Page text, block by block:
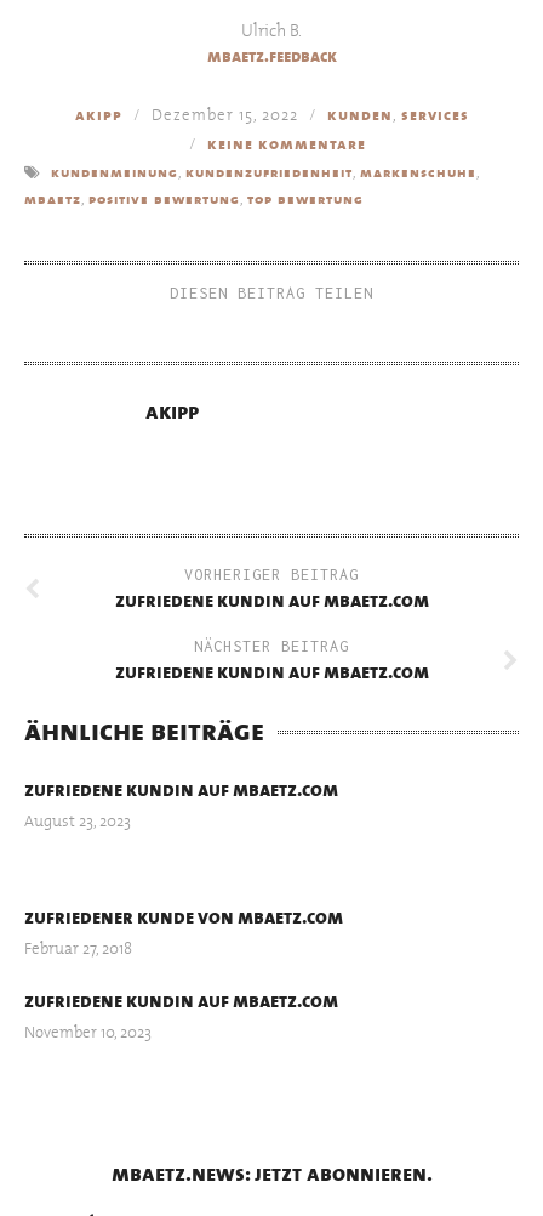
Ulrich B.
mbaetz.feedback
akipp Dezember 15, 2022 kunden, services
keine kommentare
kundenmeinung , kundenzufriedenheit, markenschuhe ,
mbaetz, positive bewertung , top bewertung
DIESEN BEITRAG TEILEN
akipp
VORHERIGER BEITRAG
zufriedene kundin auf mbaetz.com
NÄCHSTER BEITRAG
zufriedene kundin auf mbaetz.com
ähnliche beiträge
zufriedene kundin auf mbaetz.com
August 23, 2023
zufriedener kunde von mbaetz.com
Februar 27, 2018
zufriedene kundin auf mbaetz.com
November 10, 2023
mbaetz.news: jetzt abonnieren.